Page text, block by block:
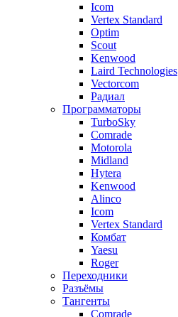
Icom
Vertex Standard
Optim
Scout
Kenwood
Laird Technologies
Vectorcom
Радиал
Программаторы
TurboSky
Comrade
Motorola
Midland
Hytera
Kenwood
Alinco
Icom
Vertex Standard
Комбат
Yaesu
Roger
Переходники
Разъёмы
Тангенты
Comrade